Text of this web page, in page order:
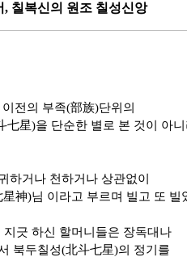
칠복신의 원조 칠성신앙
전의 부족(部族)단위의
七星)을 단순한 별로 본 것이 아
하거나 천하거나 상관없이
神)님 이라고 부르며 빌고 또 빌
긋 하신 할머니들은 장독대나
북두칠성(北斗七星)의 정기를